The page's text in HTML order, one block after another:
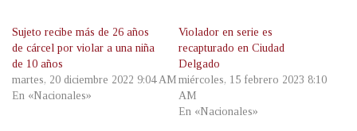
Sujeto recibe más de 26 años
de cárcel por violar a una niña
de 10 años
martes, 20 diciembre 2022 9:04 AM
En «Nacionales»
Violador en serie es
recapturado en Ciudad
Delgado
miércoles, 15 febrero 2023 8:10
AM
En «Nacionales»